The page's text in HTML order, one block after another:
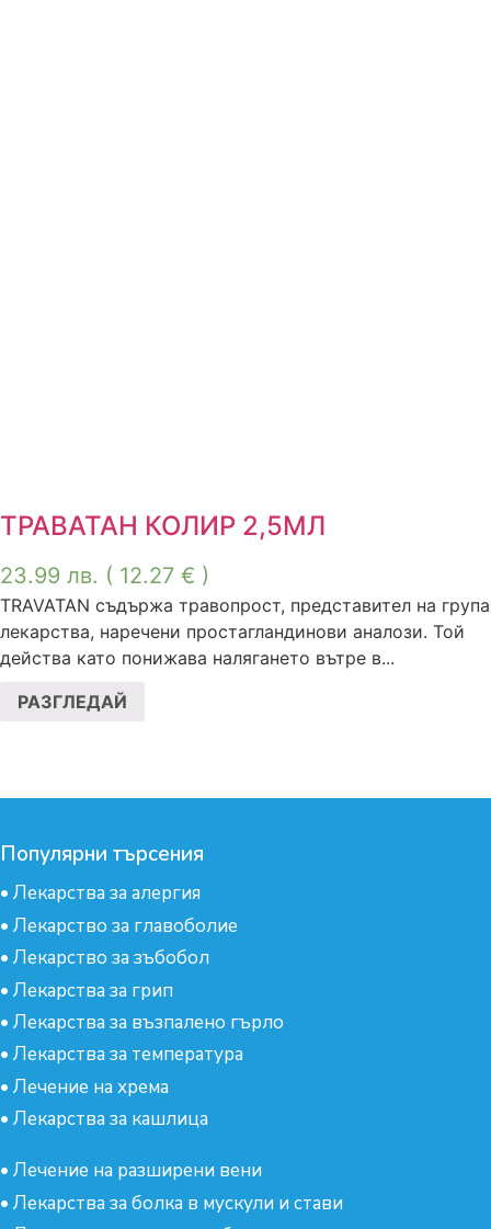
ТРАВАТАН КОЛИР 2,5МЛ
23.99 лв. ( 12.27 € )
TRAVATAN съдържа травопрост, представител на група
лекарства, наречени простагландинови аналози. Той
действа като понижава налягането вътре в...
РАЗГЛЕДАЙ
Популярни търсения
• Лекарства за алергия
• Лекарство за главоболие
• Лекарство за зъбобол
• Лекарства за грип
• Лекарства за възпалено гърло
• Лекарства за температура
• Лечение на хрема
• Лекарства за кашлица
• Лечение на разширени вени
• Лекарства за болка в мускули и стави